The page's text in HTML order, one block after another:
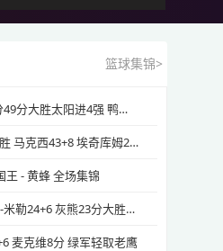
篮球集锦>
NBA杯🏀雷霆全员得分49分大胜太阳进4强 鸭梨三节28+8 切特24+8
🏀76人击败魔术取3连胜 马克西43+8 埃奇库姆26+7 恩比德休战
王 - 黄蜂 全场集锦
🏀夏联-伯顿20+7 乔丹-米勒24+6 灰熊23分大胜快船
麦克维8分 绿军轻取老鹰